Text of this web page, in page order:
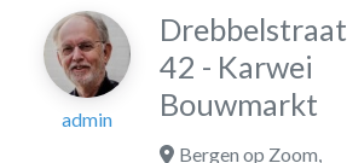
admin
Drebbelstraat
42 - Karwei
Bouwmarkt
Bergen op Zoom,